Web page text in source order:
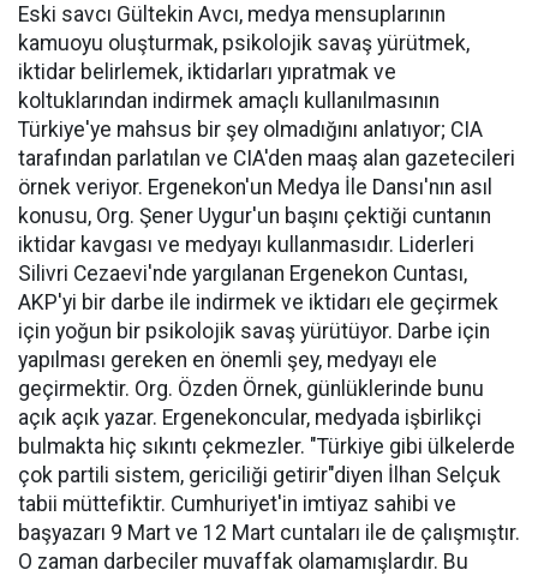
Eski savcı Gültekin Avcı, medya mensuplarının
kamuoyu oluşturmak, psikolojik savaş yürütmek,
iktidar belirlemek, iktidarları yıpratmak ve
koltuklarından indirmek amaçlı kullanılmasının
Türkiye'ye mahsus bir şey olmadığını anlatıyor; CIA
tarafından parlatılan ve CIA'den maaş alan gazetecileri
örnek veriyor. Ergenekon'un Medya İle Dansı'nın asıl
konusu, Org. Şener Uygur'un başını çektiği cuntanın
iktidar kavgası ve medyayı kullanmasıdır. Liderleri
Silivri Cezaevi'nde yargılanan Ergenekon Cuntası,
AKP'yi bir darbe ile indirmek ve iktidarı ele geçirmek
için yoğun bir psikolojik savaş yürütüyor. Darbe için
yapılması gereken en önemli şey, medyayı ele
geçirmektir. Org. Özden Örnek, günlüklerinde bunu
açık açık yazar. Ergenekoncular, medyada işbirlikçi
bulmakta hiç sıkıntı çekmezler. "Türkiye gibi ülkelerde
çok partili sistem, gericiliği getirir"diyen İlhan Selçuk
tabii müttefiktir. Cumhuriyet'in imtiyaz sahibi ve
başyazarı 9 Mart ve 12 Mart cuntaları ile de çalışmıştır.
O zaman darbeciler muvaffak olamamışlardır. Bu